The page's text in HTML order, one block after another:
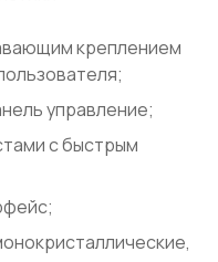
креплением
управление;
с быстрым